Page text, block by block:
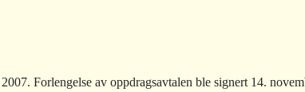
Forlengelse av oppdragsavtalen ble signert 14.